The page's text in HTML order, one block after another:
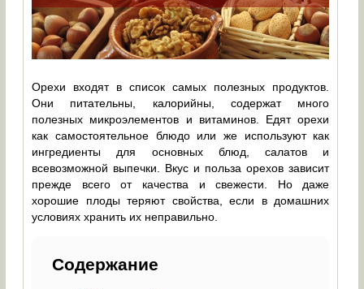
Орехи входят в список самых полезных продуктов.
Они питательны, калорийны, содержат много
полезных микроэлементов и витаминов. Едят орехи
как самостоятельное блюдо или же используют как
ингредиенты для основных блюд, салатов и
всевозможной выпечки. Вкус и польза орехов зависит
прежде всего от качества и свежести. Но даже
хорошие плоды теряют свойства, если в домашних
условиях хранить их неправильно.
Содержание